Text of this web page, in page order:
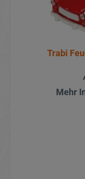
Trabi
Mehr